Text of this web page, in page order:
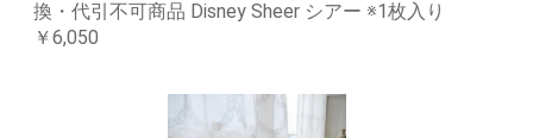
換・代引不可商品 Disney Sheer シアー ※1枚入り
￥6,050